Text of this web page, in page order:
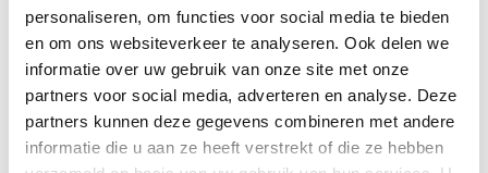
personaliseren, om functies voor social media te bieden
en om ons websiteverkeer te analyseren. Ook delen we
informatie over uw gebruik van onze site met onze
partners voor social media, adverteren en analyse. Deze
partners kunnen deze gegevens combineren met andere
informatie die u aan ze heeft verstrekt of die ze hebben